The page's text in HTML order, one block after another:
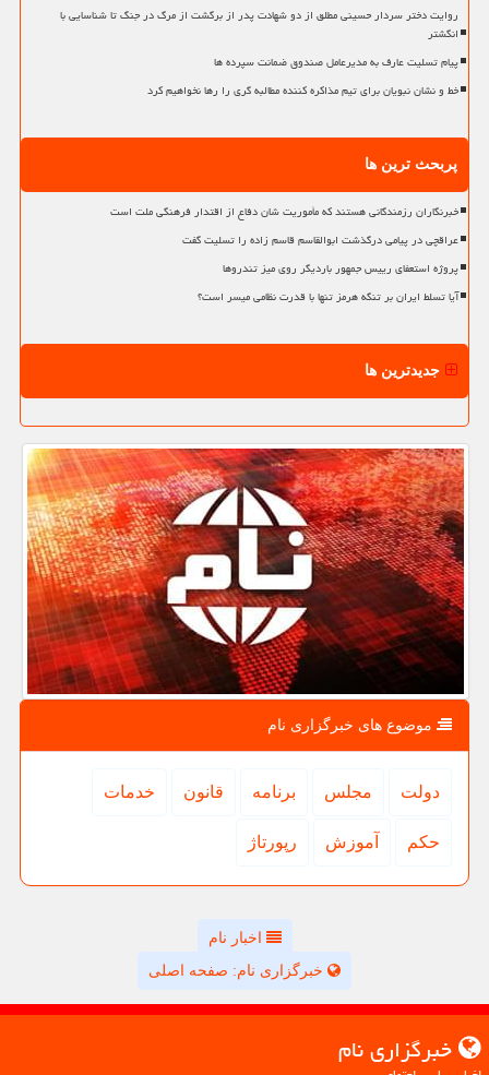
روایت دختر سردار حسینی مطلق از دو شهادت پدر از برگشت از مرگ در جنگ تا شناسایی با
انگشتر
پیام تسلیت عارف به مدیرعامل صندوق ضمانت سپرده ها
خط و نشان نبویان برای تیم مذاکره کننده مطالبه گری را رها نخواهیم کرد
پربحث ترین ها
خبرنگاران رزمندگانی هستند که مأموریت شان دفاع از اقتدار فرهنگی ملت است
عراقچی در پیامی درگذشت ابوالقاسم قاسم زاده را تسلیت گفت
پروژه استعفای رییس جمهور باردیگر روی میز تندروها
آیا تسلط ایران بر تنگه هرمز تنها با قدرت نظامی میسر است؟
جدیدترین ها
موضوع های خبرگزاری نام
دولت مجلس برنامه قانون خدمات
حكم آموزش رپورتاژ
اخبار نام
خبرگزاری نام: صفحه اصلی
خبرگزاری نام